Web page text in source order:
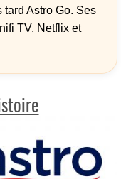
tard Astro Go. Ses
TV, Netflix et